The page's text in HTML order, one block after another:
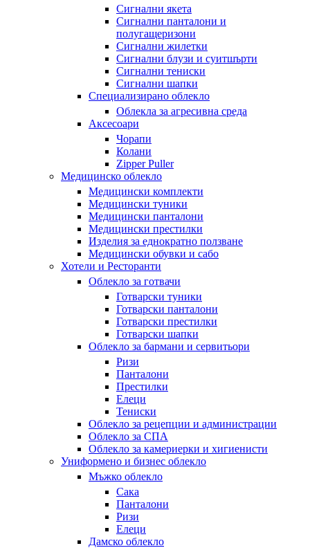
Сигнални якета
Сигнални панталони и
полугащеризони
Сигнални жилетки
Сигнални блузи и суитшърти
Сигнални тениски
Сигнални шапки
Специализирано облекло
Облекла за агресивна среда
Аксесоари
Чорапи
Колани
Zipper Puller
Медицинско облекло
Медицински комплекти
Медицински туники
Медицински панталони
Медицински престилки
Изделия за еднократно ползване
Медицински обувки и сабо
Хотели и Ресторанти
Облекло за готвачи
Готварски туники
Готварски панталони
Готварски престилки
Готварски шапки
Облекло за бармани и сервитьори
Ризи
Панталони
Престилки
Елеци
Тениски
Облекло за рецепции и администрации
Облекло за СПА
Облекло за камериерки и хигиенисти
Униформено и бизнес облекло
Мъжко облекло
Сака
Панталони
Ризи
Елеци
Дамско облекло